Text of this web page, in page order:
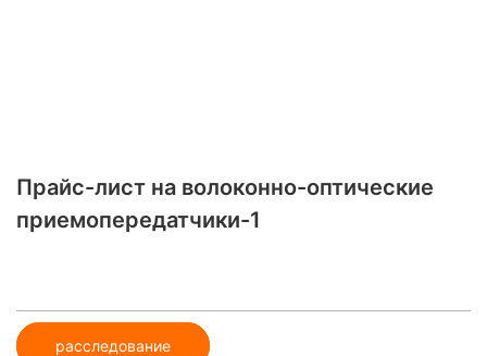
Прайс-лист на волоконно-оптические
приемопередатчики-1
расследование